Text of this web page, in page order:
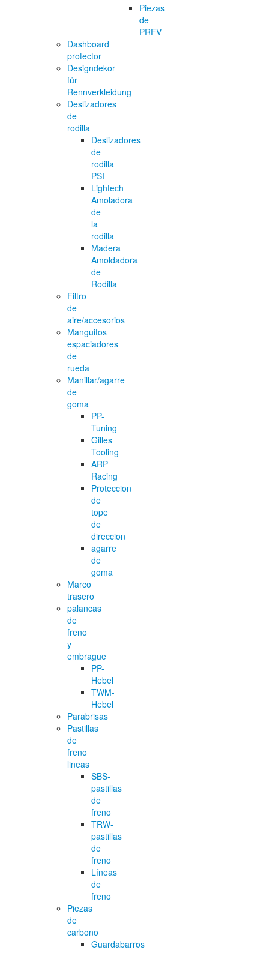
Piezas
de
PRFV
Dashboard
protector
Designdekor
für
Rennverkleidung
Deslizadores
de
rodilla
Deslizadores
de
rodilla
PSI
Lightech
Amoladora
de
la
rodilla
Madera
Amoldadora
de
Rodilla
Filtro
de
aire/accesorios
Manguitos
espaciadores
de
rueda
Manillar/agarre
de
goma
PP-
Tuning
Gilles
Tooling
ARP
Racing
Proteccion
de
tope
de
direccion
agarre
de
goma
Marco
trasero
palancas
de
freno
y
embrague
PP-
Hebel
TWM-
Hebel
Parabrisas
Pastillas
de
freno
lineas
SBS-
pastillas
de
freno
TRW-
pastillas
de
freno
Líneas
de
freno
Piezas
de
carbono
Guardabarros